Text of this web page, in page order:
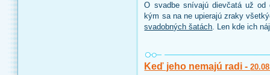
O svadbe snívajú dievčatá už
kým sa na ne upierajú zraky
svadobných šatách. Len kde ich
Keď jeho nemajú radi -